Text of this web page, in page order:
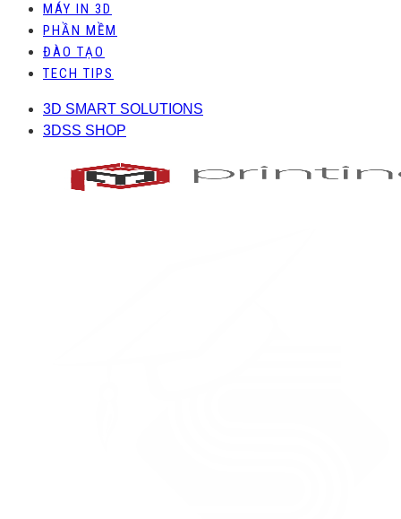
MÁY IN 3D
PHẦN MỀM
ĐÀO TẠO
TECH TIPS
3D SMART SOLUTIONS
3DSS SHOP